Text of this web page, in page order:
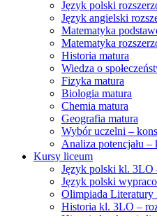
Język polski
Język angielski
Matematyka
Matematyka
Historia matura
Wiedza o
Fizyka matura
Biologia matura
Chemia matura
Geografia matura
Wybór uczelni –
Analiza potencjału –
Kursy liceum
Język polski kl. 3LO
Język polski
Olimpiada Literatury
Historia kl. 3LO –